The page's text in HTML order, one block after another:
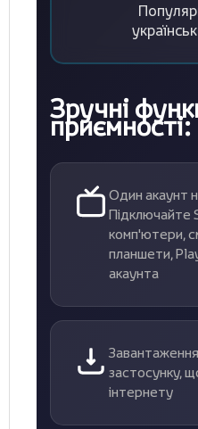
Зручні
приємності:
Один акаунт
Підключайте
комп'ютери,
планшети,
акаунта
застосунку,
інтернету